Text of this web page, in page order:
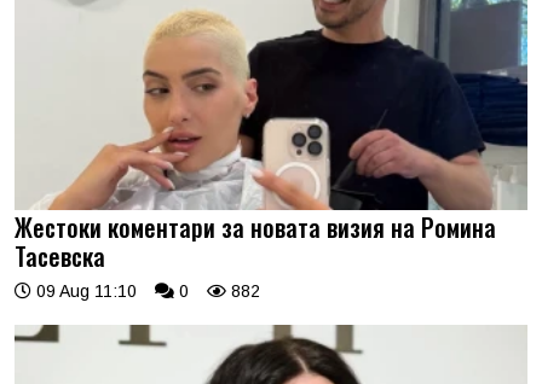
Жестоки коментари за новата визия на Ромина
Тасевска
09 Aug 11:10 0 882